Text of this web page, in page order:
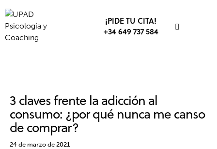
¡PIDE TU CITA!
+34 649 737 584
3 claves frente la adicción al
consumo: ¿por qué nunca me canso
de comprar?
24 de marzo de 2021